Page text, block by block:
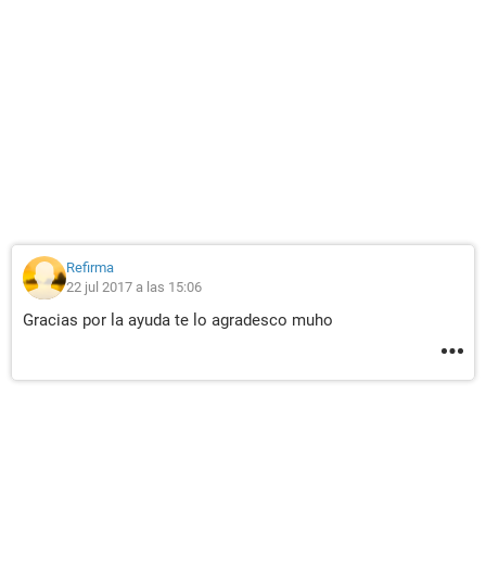
Refirma
22 jul 2017 a las 15:06
Gracias por la ayuda te lo agradesco muho